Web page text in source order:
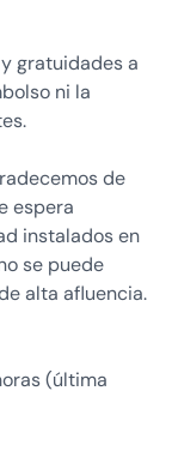
gratuidades a
ni la
de
espera
instalados en
se puede
alta afluencia.
(última